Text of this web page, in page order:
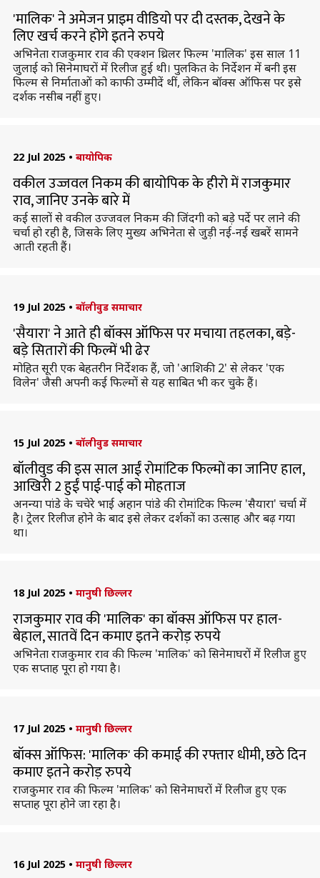
'मालिक' ने अमेजन प्राइम वीडियो पर दी दस्तक, देखने के
लिए खर्च करने होंगे इतने रुपये
अभिनेता राजकुमार राव की एक्शन थ्रिलर फिल्म 'मालिक' इस साल 11
जुलाई को सिनेमाघरों में रिलीज हुई थी। पुलकित के निर्देशन में बनी इस
फिल्म से निर्माताओं को काफी उम्मीदें थीं, लेकिन बॉक्स ऑफिस पर इसे
दर्शक नसीब नहीं हुए।
22 Jul 2025 • बायोपिक
वकील उज्जवल निकम की बायोपिक के हीरो में राजकुमार
राव, जानिए उनके बारे में
कई सालों से वकील उज्जवल निकम की जिंदगी को बड़े पर्दे पर लाने की
चर्चा हो रही है, जिसके लिए मुख्य अभिनेता से जुड़ी नई-नई खबरें सामने
आती रहती हैं।
19 Jul 2025 • बॉलीवुड समाचार
'सैयारा' ने आते ही बॉक्स ऑफिस पर मचाया तहलका, बड़े-
बड़े सितारों की फिल्में भी ढेर
मोहित सूरी एक बेहतरीन निर्देशक हैं, जो 'आशिकी 2' से लेकर 'एक
विलेन' जैसी अपनी कई फिल्मों से यह साबित भी कर चुके हैं।
15 Jul 2025 • बॉलीवुड समाचार
बॉलीवुड की इस साल आईं रोमांटिक फिल्मों का जानिए हाल,
आखिरी 2 हुईं पाई-पाई को मोहताज
अनन्या पांडे के चचेरे भाई अहान पांडे की रोमांटिक फिल्म 'सैयारा' चर्चा में
है। ट्रेलर रिलीज होने के बाद इसे लेकर दर्शकों का उत्साह और बढ़ गया
था।
18 Jul 2025 • मानुषी छिल्लर
राजकुमार राव की 'मालिक' का बॉक्स ऑफिस पर हाल-
बेहाल, सातवें दिन कमाए इतने करोड़ रुपये
अभिनेता राजकुमार राव की फिल्म 'मालिक' को सिनेमाघरों में रिलीज हुए
एक सप्ताह पूरा हो गया है।
17 Jul 2025 • मानुषी छिल्लर
बॉक्स ऑफिस: 'मालिक' की कमाई की रफ्तार धीमी, छठे दिन
कमाए इतने करोड़ रुपये
राजकुमार राव की फिल्म 'मालिक' को सिनेमाघरों में रिलीज हुए एक
सप्ताह पूरा होने जा रहा है।
16 Jul 2025 • मानुषी छिल्लर